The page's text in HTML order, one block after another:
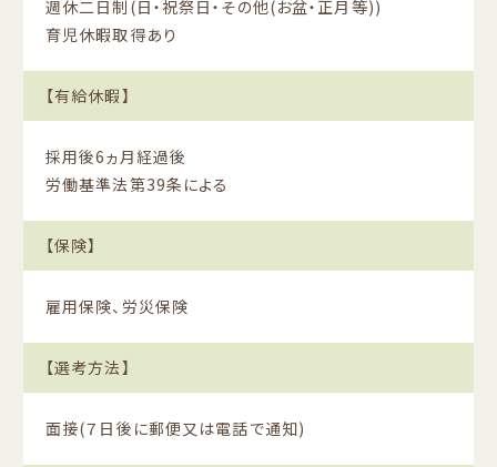
週休二日制(日・祝祭日・その他(お盆・正月等))
育児休暇取得あり
【有給休暇】
採用後6ヵ月経過後
労働基準法第39条による
【保険】
雇用保険、労災保険
【選考方法】
面接(７日後に郵便又は電話で通知)